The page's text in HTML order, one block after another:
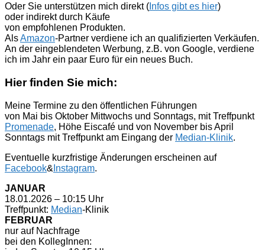
Oder Sie unterstützen mich direkt ( Infos gibt es hier)
oder indirekt durch Käufe
von empfohlenen Produkten.
AlsAmazon-Partner verdiene ich an qualifizierten Verkäufen.
An der eingeblendeten Werbung, z.B. von Google, verdiene
ich im Jahr ein paar Euro für ein neues Buch.
Hier finden Sie mich:
Meine Termine zu den öffentlichen Führungen
von Mai bis Oktober Mittwochs und Sonntags, mit Treffpunkt
Promenade, Höhe Eiscafé und von November bis April
Sonntags mit Treffpunkt am Eingang der Median-Klinik.
Eventuelle kurzfristige Änderungen erscheinen auf
Facebook& Instagram.
JANUAR
18.01.2026 – 10:15 Uhr
Treffpunkt: Median-Klinik
FEBRUAR
nur auf Nachfrage
bei den KollegInnen: